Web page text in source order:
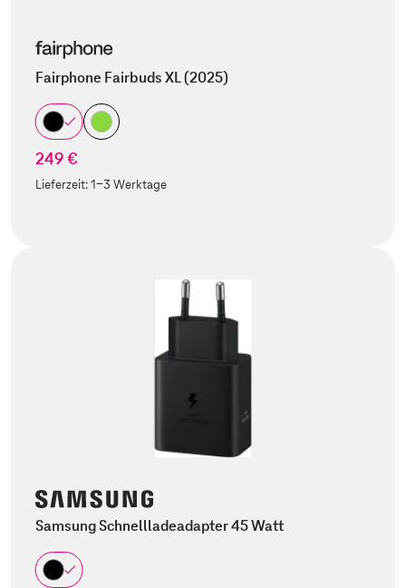
Fairphone Fairbuds XL (2025)
249 €
Lieferzeit:1-3 Werktage
Samsung Schnellladeadapter 45 Watt